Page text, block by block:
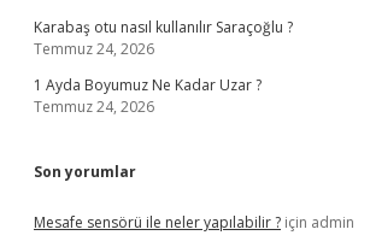
Karabaş otu nasıl kullanılır Saraçoğlu ?
Temmuz 24, 2026
1 Ayda Boyumuz Ne Kadar Uzar ?
Temmuz 24, 2026
Son yorumlar
Mesafe sensörü ile neler yapılabilir ? için admin